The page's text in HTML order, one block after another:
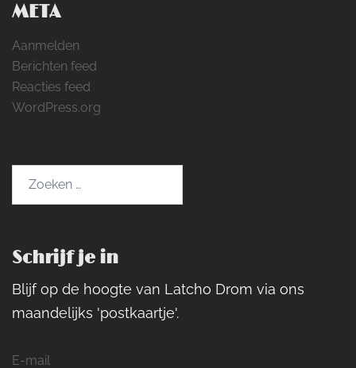
META
Aanmelden
Berichten feed
Reacties feed
WordPress.org
Schrijf je in
Blijf op de hoogte van Latcho Drom via ons
maandelijks 'postkaartje'.
E-mail